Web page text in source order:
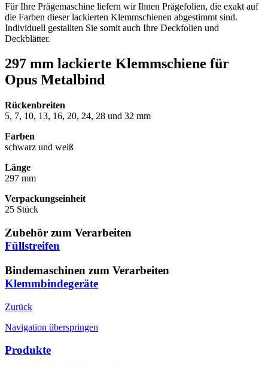
Für Ihre Prägemaschine liefern wir Ihnen Prägefolien, die exakt auf
die Farben dieser lackierten Klemmschienen abgestimmt sind.
Individuell gestallten Sie somit auch Ihre Deckfolien und
Deckblätter.
297 mm lackierte Klemmschiene für
Opus Metalbind
Rückenbreiten
5, 7, 10, 13, 16, 20, 24, 28 und 32 mm
Farben
schwarz und weiß
Länge
297 mm
Verpackungseinheit
25 Stück
Zubehör zum Verarbeiten
Füllstreifen
Bindemaschinen zum Verarbeiten
Klemmbindegeräte
Zurück
Navigation überspringen
Produkte